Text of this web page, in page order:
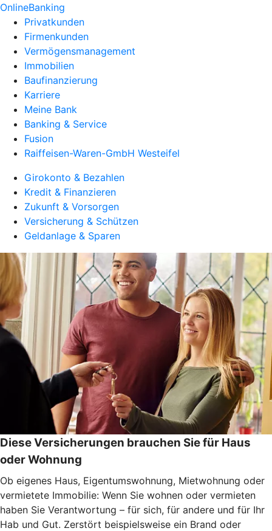
OnlineBanking
Privatkunden
Firmenkunden
Vermögensmanagement
Immobilien
Baufinanzierung
Karriere
Meine Bank
Banking & Service
Fusion
Raiffeisen-Waren-GmbH Westeifel
Girokonto & Bezahlen
Kredit & Finanzieren
Zukunft & Vorsorgen
Versicherung & Schützen
Geldanlage & Sparen
Diese Versicherungen brauchen Sie für Haus
oder Wohnung
Ob eigenes Haus, Eigentumswohnung, Mietwohnung oder
vermietete Immobilie: Wenn Sie wohnen oder vermieten
haben Sie Verantwortung – für sich, für andere und für Ihr
Hab und Gut. Zerstört beispielsweise ein Brand oder